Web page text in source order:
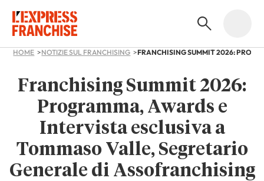
HOME NOTIZIE SUL FRANCHISING
Franchising Summit 2026:
Programma, Awards e
Intervista esclusiva a
Tommaso Valle, Segretario
Generale di Assofranchising